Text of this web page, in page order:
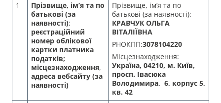
1
Прізвище, ім’я та по
батькові (за
наявності);
реєстраційний
номер облікової
картки платника
податків;
місцезнаходження,
адреса вебсайту (за
наявності)
Прізвище, ім’я та по
батькові (за наявності):
КРАВЧУК ОЛЬГА
ВІТАЛІЇВНА
РНОКПП:3078104220
Місцезнаходження:
Україна, 04210, м. Київ,
просп. Івасюка
Володимира, 6, корпус 5,
кв. 42